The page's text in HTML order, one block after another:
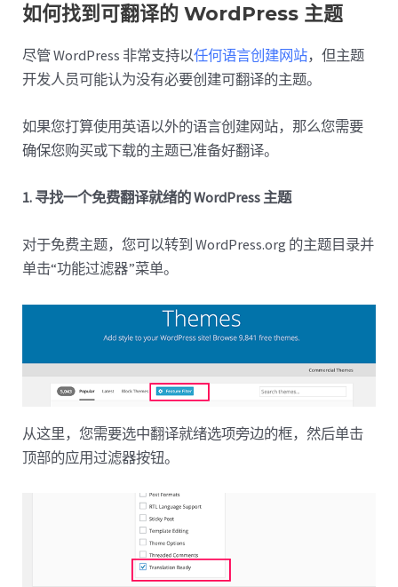
如何找到可翻译的 WordPress 主题
尽管 WordPress 非常支持以任何语言创建网站，但主题
开发人员可能认为没有必要创建可翻译的主题。
如果您打算使用英语以外的语言创建网站，那么您需要
确保您购买或下载的主题已准备好翻译。
1. 寻找一个免费翻译就绪的 WordPress 主题
对于免费主题，您可以转到 WordPress.org 的主题目录并
单击“功能过滤器”菜单。
从这里，您需要选中翻译就绪选项旁边的框，然后单击
顶部的应用过滤器按钮。